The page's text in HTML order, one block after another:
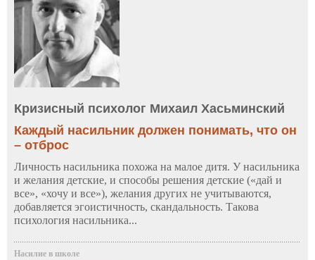
Кризисный психолог Михаил Хасьминский
Каждый насильник должен понимать, что он
– отброс
Личность насильника похожа на малое дитя. У насильника
и желания детские, и способы решения детские («дай и
все», «хочу и все»), желания других не учитываются,
добавляется эгоистичность, скандальность. Такова
психология насильника...
Насилие в школе